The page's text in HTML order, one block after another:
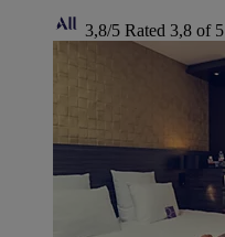
3,8/5 Rated 3,8 of 5